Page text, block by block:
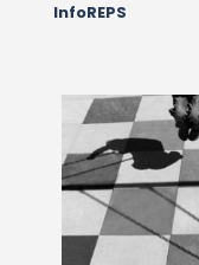
InfoREPS